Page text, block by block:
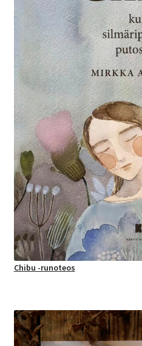
Chibu -runoteos